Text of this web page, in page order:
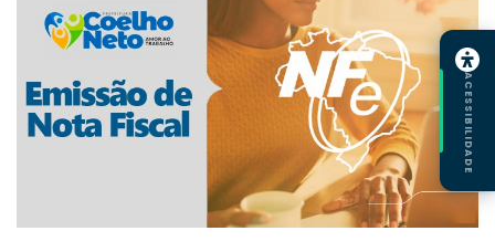
ACESSIBILIDADE